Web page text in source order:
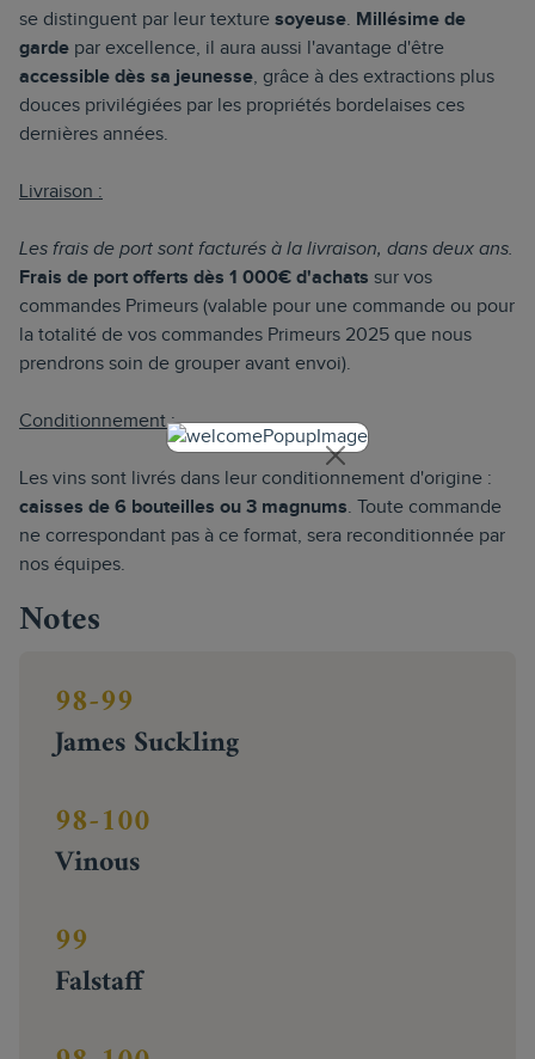
se distinguent par leur texture soyeuse. Millésime de
garde par excellence, il aura aussi l'avantage d'être
accessible dès sa jeunesse, grâce à des extractions plus
douces privilégiées par les propriétés bordelaises ces
dernières années.
Livraison :
Les frais de port sont facturés à la livraison, dans deux ans.
Frais de port offerts dès 1 000€ d'achats sur vos
commandes Primeurs (valable pour une commande ou pour
la totalité de vos commandes Primeurs 2025 que nous
prendrons soin de grouper avant envoi).
Conditionnement :
Les vins sont livrés dans leur conditionnement d'origine :
caisses de 6 bouteilles ou 3 magnums. Toute commande
ne correspondant pas à ce format, sera reconditionnée par
nos équipes.
Notes
98-99
James Suckling
98-100
Vinous
99
Falstaff